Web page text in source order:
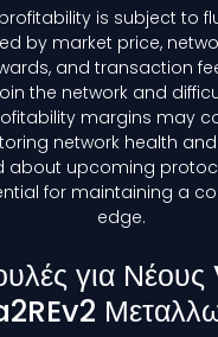
is subject to
by market price,
and transaction
the network and
margins may
network health
about upcoming
for maintaining a
edge.
για